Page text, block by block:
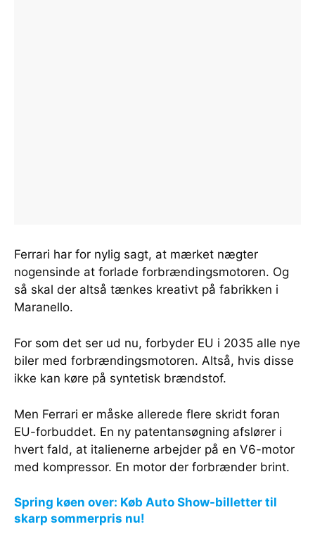
Ferrari har for nylig sagt, at mærket nægter
nogensinde at forlade forbrændingsmotoren. Og
så skal der altså tænkes kreativt på fabrikken i
Maranello.
For som det ser ud nu, forbyder EU i 2035 alle nye
biler med forbrændingsmotoren. Altså, hvis disse
ikke kan køre på syntetisk brændstof.
Men Ferrari er måske allerede flere skridt foran
EU-forbuddet. En ny patentansøgning afslører i
hvert fald, at italienerne arbejder på en V6-motor
med kompressor. En motor der forbrænder brint.
Spring køen over: Køb Auto Show-billetter til
skarp sommerpris nu!